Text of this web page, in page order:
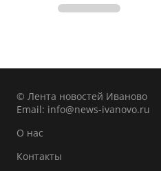
© Лента новостей Иваново
Email: info@news-ivanovo.ru
О нас
Контакты